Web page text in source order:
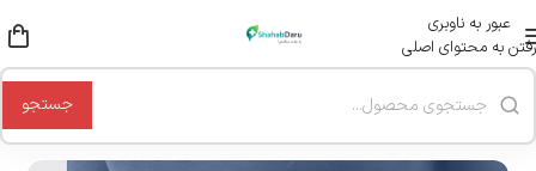
عبور به ناوبری
رفتن به محتوای اصلی
جستجو